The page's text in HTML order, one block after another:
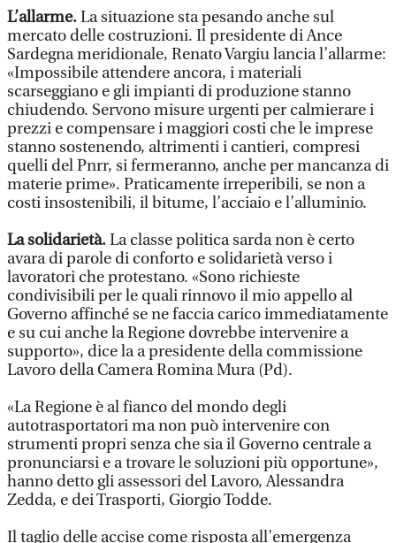
L’allarme.La situazione sta pesando anche sul
mercato delle costruzioni. Il presidente di Ance
Sardegna meridionale, Renato Vargiu lancia l’allarme:
«Impossibile attendere ancora, i materiali
scarseggiano e gli impianti di produzione stanno
chiudendo. Servono misure urgenti per calmierare i
prezzi e compensare i maggiori costi che le imprese
stanno sostenendo, altrimenti i cantieri, compresi
quelli del Pnrr, si fermeranno, anche per mancanza di
materie prime». Praticamente irreperibili, se non a
costi insostenibili, il bitume, l’acciaio e l’alluminio.
La solidarietà.La classe politica sarda non è certo
avara di parole di conforto e solidarietà verso i
lavoratori che protestano. «Sono richieste
condivisibili per le quali rinnovo il mio appello al
Governo affinché se ne faccia carico immediatamente
e su cui anche la Regione dovrebbe intervenire a
supporto», dice la a presidente della commissione
Lavoro della Camera Romina Mura (Pd).
«La Regione è al fianco del mondo degli
autotrasportatori ma non può intervenire con
strumenti propri senza che sia il Governo centrale a
pronunciarsi e a trovare le soluzioni più opportune»,
hanno detto gli assessori del Lavoro, Alessandra
Zedda, e dei Trasporti, Giorgio Todde.
Il taglio delle accise come risposta all’emergenza